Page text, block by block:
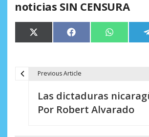
noticias SIN CENSURA
Compartir
en
X
(Twitter)
Compartir
en
Facebook Compartir
en
WhatsApp
Previous Article
Las dictaduras
Por Robert Alvarado